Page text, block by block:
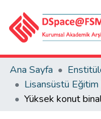
Ana Sayfa